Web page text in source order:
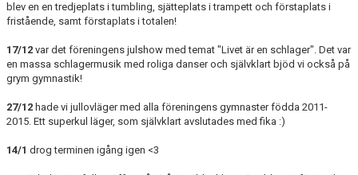
blev en en tredjeplats i tumbling, sjätteplats i trampett och förstaplats i
fristående, samt förstaplats i totalen!
17/12 var det föreningens julshow med temat "Livet är en schlager". Det var
en massa schlagermusik med roliga danser och självklart bjöd vi också på
grym gymnastik!
27/12 hade vi jullovläger med alla föreningens gymnaster födda 2011-
2015. Ett superkul läger, som självklart avslutades med fika :)
14/1 drog terminen igång igen <3